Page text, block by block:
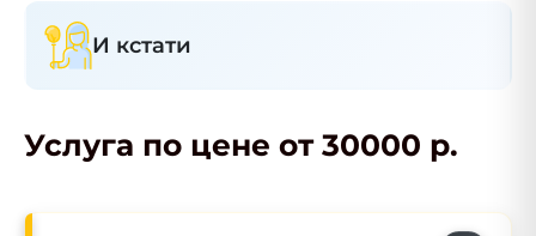
И кстати
Услуга по цене от 30000 р.